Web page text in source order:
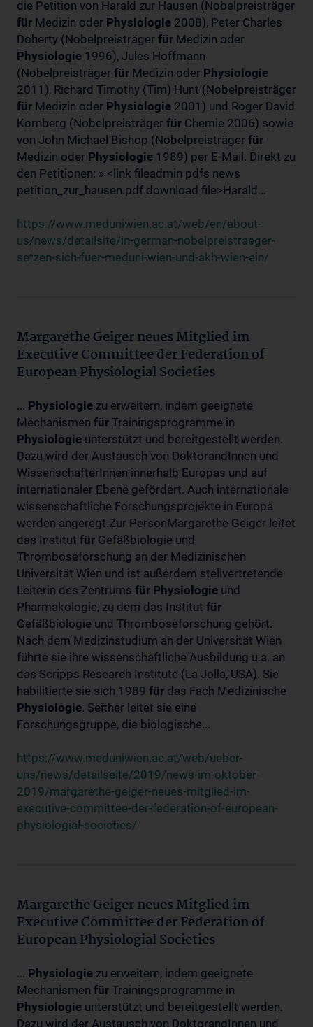
die Petition von Harald zur Hausen (Nobelpreisträger
für Medizin oder Physiologie 2008), Peter Charles
Doherty (Nobelpreisträger für Medizin oder
Physiologie 1996), Jules Hoffmann
(Nobelpreisträger für Medizin oder Physiologie
2011), Richard Timothy (Tim) Hunt (Nobelpreisträger
für Medizin oder Physiologie 2001) und Roger David
Kornberg (Nobelpreisträger für Chemie 2006) sowie
von John Michael Bishop (Nobelpreisträger für
Medizin oder Physiologie 1989) per E-Mail. Direkt zu
den Petitionen: » <link fileadmin pdfs news
petition_zur_hausen.pdf download file>Harald...
https://www.meduniwien.ac.at/web/en/about-
us/news/detailsite/in-german-nobelpreistraeger-
setzen-sich-fuer-meduni-wien-und-akh-wien-ein/
Margarethe Geiger neues Mitglied im
Executive Committee der Federation of
European Physiologial Societies
... Physiologie zu erweitern, indem geeignete
Mechanismen für Trainingsprogramme in
Physiologie unterstützt und bereitgestellt werden.
Dazu wird der Austausch von DoktorandInnen und
WissenschafterInnen innerhalb Europas und auf
internationaler Ebene gefördert. Auch internationale
wissenschaftliche Forschungsprojekte in Europa
werden angeregt.Zur PersonMargarethe Geiger leitet
das Institut für Gefäßbiologie und
Thromboseforschung an der Medizinischen
Universität Wien und ist außerdem stellvertretende
Leiterin des Zentrums für Physiologie und
Pharmakologie, zu dem das Institut für
Gefäßbiologie und Thromboseforschung gehört.
Nach dem Medizinstudium an der Universität Wien
führte sie ihre wissenschaftliche Ausbildung u.a. an
das Scripps Research Institute (La Jolla, USA). Sie
habilitierte sie sich 1989 für das Fach Medizinische
Physiologie. Seither leitet sie eine
Forschungsgruppe, die biologische...
https://www.meduniwien.ac.at/web/ueber-
uns/news/detailseite/2019/news-im-oktober-
2019/margarethe-geiger-neues-mitglied-im-
executive-committee-der-federation-of-european-
physiologial-societies/
Margarethe Geiger neues Mitglied im
Executive Committee der Federation of
European Physiologial Societies
... Physiologie zu erweitern, indem geeignete
Mechanismen für Trainingsprogramme in
Physiologie unterstützt und bereitgestellt werden.
Dazu wird der Austausch von DoktorandInnen und